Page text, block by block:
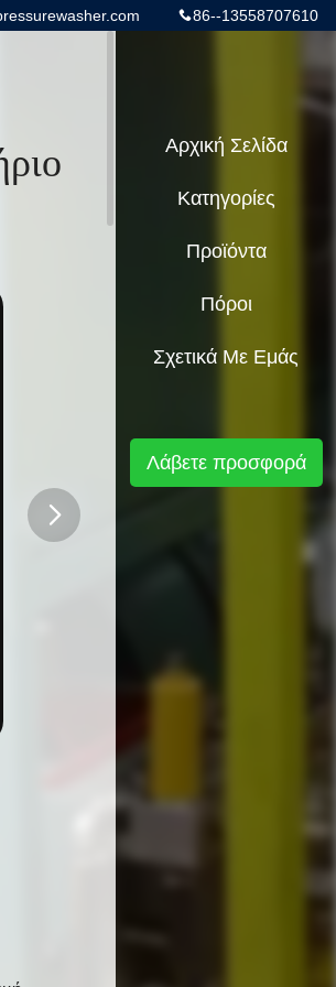
86--13558707610
Αρχική Σελίδα
Κατηγορίες
Προϊόντα
Πόροι
Σχετικά Με Εμάς
Λάβετε προσφορά